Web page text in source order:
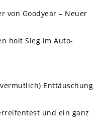
von Goodyear – Neuer
holt Sieg im Auto-
Enttäuschung
und ein ganz